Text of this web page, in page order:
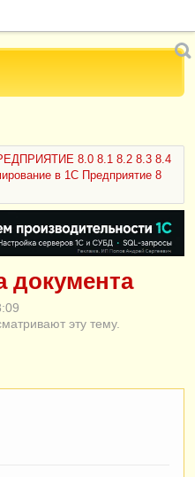
8.0 8.1 8.2 8.3 8.4
в 1С Предприятие 8
документа
эту тему.